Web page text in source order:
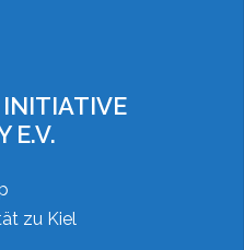
E.V.
zu Kiel